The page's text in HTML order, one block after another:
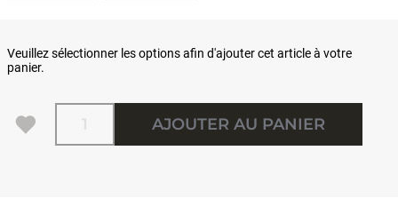
Veuillez sélectionner les options afin d'ajouter cet article à votre
panier.
Quantité
AJOUTER AU PANIER